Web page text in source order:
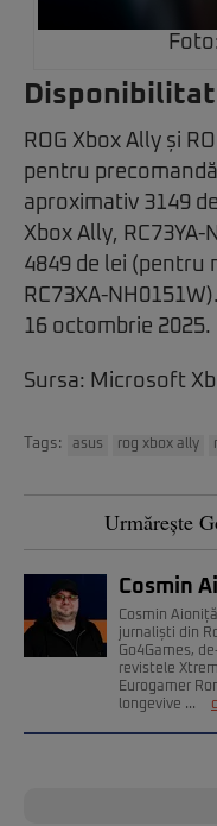
ROG Xbox Ally și
pentru
aproximativ 3149
Xbox Ally,
4849 de lei (pentru
RC73XA-
16 octombrie 2025.
Sursa: Microsoft
Tags: asus rog xbox ally
Urmărește
Cosmin
Cosmin
jurnaliști din
Go4Games,
revistele
Eurogamer
longevive ...